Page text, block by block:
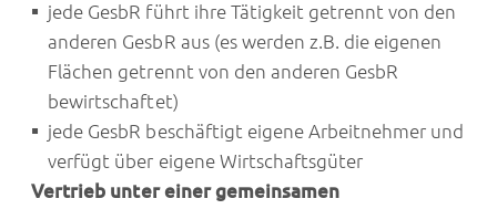
jede GesbR führt ihre Tätigkeit getrennt von den
anderen GesbR aus (es werden z.B. die eigenen
Flächen getrennt von den anderen GesbR
bewirtschaftet)
jede GesbR beschäftigt eigene Arbeitnehmer und
verfügt über eigene Wirtschaftsgüter
Vertrieb unter einer gemeinsamen